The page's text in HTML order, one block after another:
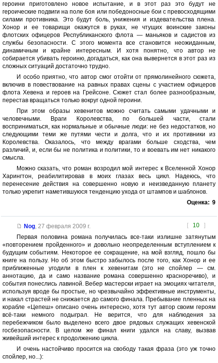
героини приготовлено новое испытание, и в этот раз это будут не
героические подвиги на поле боя или победоносные бои с превосходящими
силами противника. Это будут боль, унижения и издевательства плена.
Хонор и ее товарищи окажутся в руках, не чтущих воинские законы
флотских офицеров Республиканского флота — маньяков и садистов из
службы безопасности. С этого момента все становится неожиданным,
динамичным и крайне интересным. И хотя понятно, что автор не
собирается убивать героиню, догадаться, как она вывернется в этот раз из
сложных ситуаций достаточно трудно.
И особо приятно, что автор смог отойти от прямолинейного сюжета,
включив в повествование на равных правах сцены с участием офицеров
флота Хевена и героев на Грейсоне. Сюжет стал более разнообразным,
перестав вращаться только вокруг одной героини.
При этом образы хевенитов можно считать самыми удачными и
человечными. Враги Королевства, по большей части, стали
восприниматься, как нормальные и обычные люди: не без недостатков, но
следующими теми же путями чести и долга, что и их противники из
Королевства. Оказалось, что между врагами больше сходства, чем
различий, и, если бы не политика и политики, то и воевать им нет никакого
смысла.
Можно сказать, что роман возродил мой интерес к Вселенной Хонор
Харингтон, реабилитировав в моих глазах весь цикл. Надеюсь, что
перенесение действия на совершенно новую и неизведанную планету
только укрепит наметившуюся тенденцию ухода от штампов и шаблонов.
Оценка: 9
[ 10 ]
Nog, 27 февраля 2009 г.
Первая половина романа получилась все-таки излишне затянутым
«повторением пройденного» и довольно неопределенным вступлением к
будущим событиям. Некоторое ее сокращение, на мой взгляд, пошло бы
книге на пользу. Но об этом быстро забылось после того, как Хонор и ее
приближенные угодили в плен к хевенитам (это не спойлер — см.
аннотацию, да и само название романа совершенно красноречиво), и
события понеслись лавиной. Вебер мастерски играет на эмоциях читателя,
используя вроде бы простые, но чрезвычайно эффективные инструменты,
и накал страстей не снижается до самого финала. Пребывание пленных на
корабле «Цепеш» описано очень интересно, хотя тут автор своим героям
всё-таки немного подыграл. Не верится, что для наблюдения за
перебежчиком было выделено всего двое рядовых служащих хевенской
госбезопасности. В целом же финал книги удался на славу, вызвав
живейший интерес к продолжению цикла.
И очень настойчиво просится на свободу такая фраза (это уж точно
спойлер, но...):